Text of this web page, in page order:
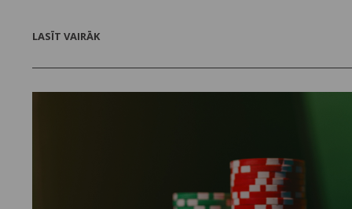
LASĪT VAIRĀK